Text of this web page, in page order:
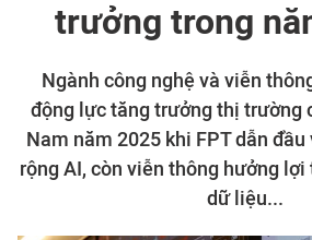
trưởng trong
Ngành công nghệ và viễn
động lực tăng trưởng thị trường
Nam năm 2025 khi FPT dẫn
rộng AI, còn viễn thông hưởng
dữ liệu...